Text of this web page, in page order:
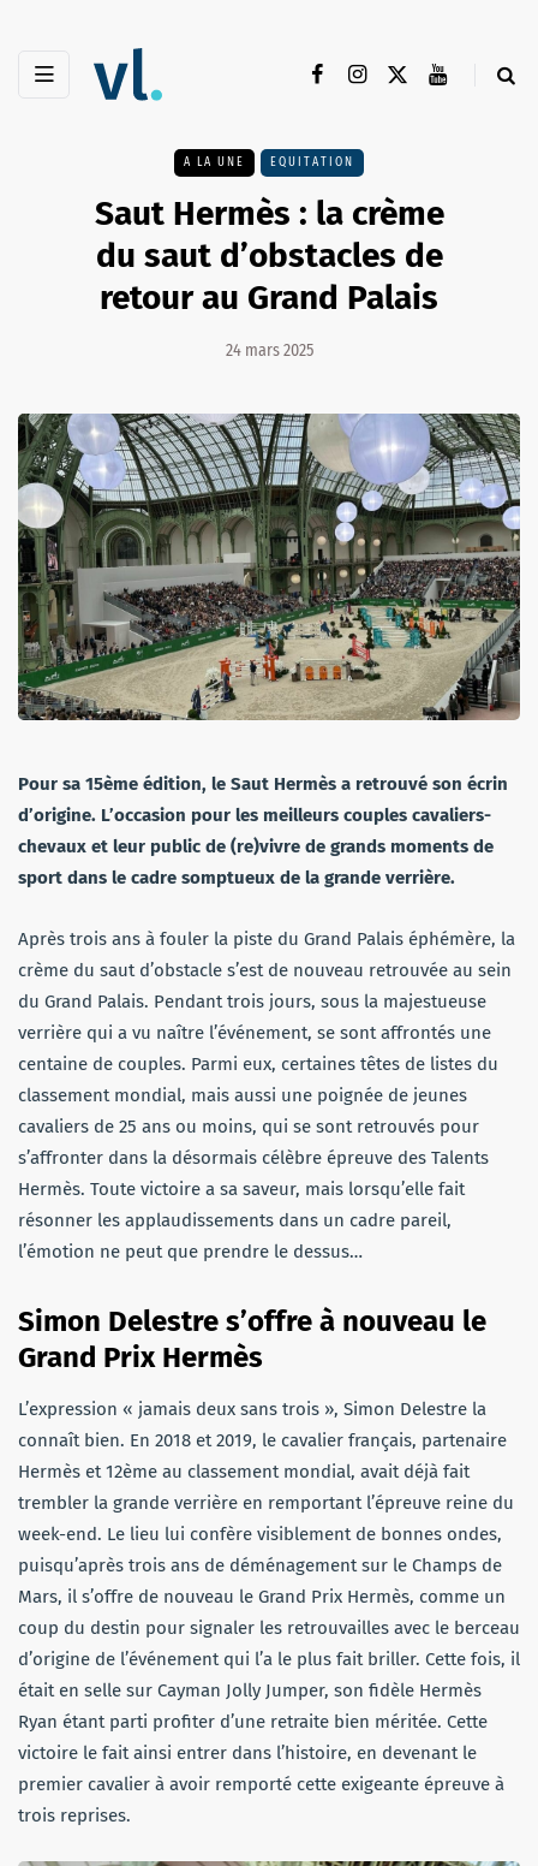
A LA UNE EQUITATION
Saut Hermès : la crème
du saut d’obstacles de
retour au Grand Palais
24 mars 2025
Pour sa 15ème édition, le Saut Hermès a retrouvé son écrin
d’origine. L’occasion pour les meilleurs couples cavaliers-
chevaux et leur public de (re)vivre de grands moments de
sport dans le cadre somptueux de la grande verrière.
Après trois ans à fouler la piste du Grand Palais éphémère, la
crème du saut d’obstacle s’est de nouveau retrouvée au sein
du Grand Palais. Pendant trois jours, sous la majestueuse
verrière qui a vu naître l’événement, se sont affrontés une
centaine de couples. Parmi eux, certaines têtes de listes du
classement mondial, mais aussi une poignée de jeunes
cavaliers de 25 ans ou moins, qui se sont retrouvés pour
s’affronter dans la désormais célèbre épreuve des Talents
Hermès. Toute victoire a sa saveur, mais lorsqu’elle fait
résonner les applaudissements dans un cadre pareil,
l’émotion ne peut que prendre le dessus…
Simon Delestre s’offre à nouveau le
Grand Prix Hermès
L’expression « jamais deux sans trois », Simon Delestre la
connaît bien. En 2018 et 2019, le cavalier français, partenaire
Hermès et 12ème au classement mondial, avait déjà fait
trembler la grande verrière en remportant l’épreuve reine du
week-end. Le lieu lui confère visiblement de bonnes ondes,
puisqu’après trois ans de déménagement sur le Champs de
Mars, il s’offre de nouveau le Grand Prix Hermès, comme un
coup du destin pour signaler les retrouvailles avec le berceau
d’origine de l’événement qui l’a le plus fait briller. Cette fois, il
était en selle sur Cayman Jolly Jumper, son fidèle Hermès
Ryan étant parti profiter d’une retraite bien méritée. Cette
victoire le fait ainsi entrer dans l’histoire, en devenant le
premier cavalier à avoir remporté cette exigeante épreuve à
trois reprises.